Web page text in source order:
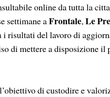
online da tutta la
settimane aFrontale, Le
risultati del lavoro di
di mettere a disposizione
di custodire e